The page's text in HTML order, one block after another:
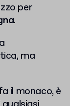
per
.
ma
il monaco, è